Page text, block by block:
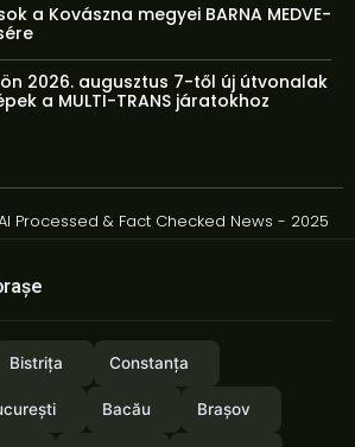
a Kovászna megyei BARNA MEDVE-
2026. augusztus 7-től új útvonalak
a MULTI-TRANS járatokhoz
Processed & Fact Checked News - 2025
Bistrița Constanța
Bacău Brașov